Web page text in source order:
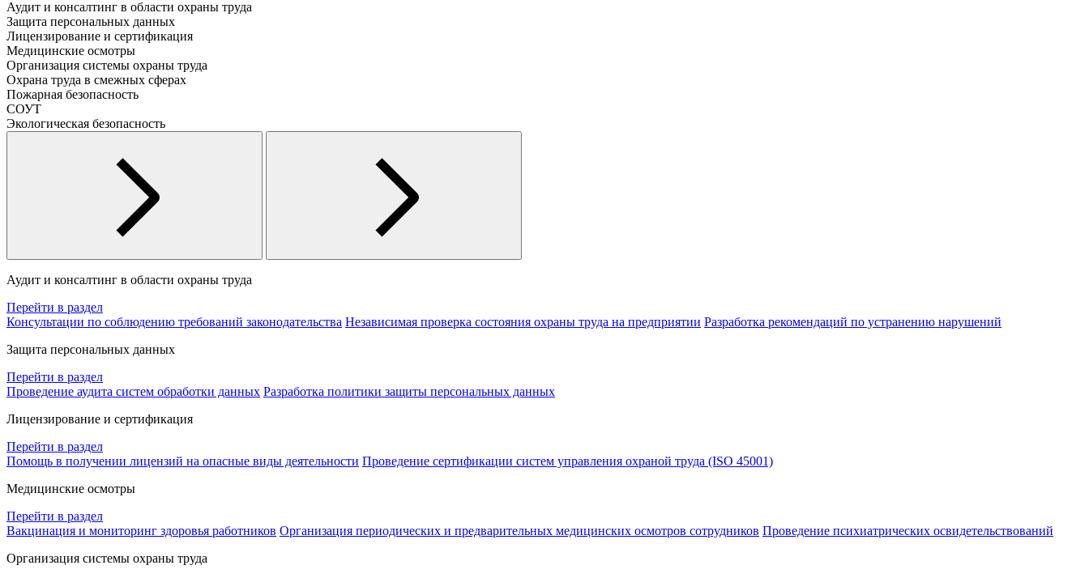
Аудит и консалтинг в области охраны труда
Защита персональных данных
Лицензирование и сертификация
Медицинские осмотры
Организация системы охраны труда
Охрана труда в смежных сферах
Пожарная безопасность
СОУТ
Экологическая безопасность
Аудит и консалтинг в области охраны труда
Перейти в раздел
Консультации по соблюдению требований законодательства Независимая проверка состояния охраны труда на предприятии Разработка рекомендаций по устранению нарушений
Защита персональных данных
Перейти в раздел
Проведение аудита систем обработки данных Разработка политики защиты персональных данных
Лицензирование и сертификация
Перейти в раздел
Помощь в получении лицензий на опасные виды деятельности Проведение сертификации систем управления охраной труда (ISO 45001)
Медицинские осмотры
Перейти в раздел
Вакцинация и мониторинг здоровья работников Организация периодических и предварительных медицинских осмотров сотрудников Проведение психиатрических освидетельствований
Организация системы охраны труда